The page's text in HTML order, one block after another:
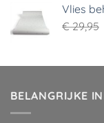
Vlies
€29,95
BELANGRIJKE